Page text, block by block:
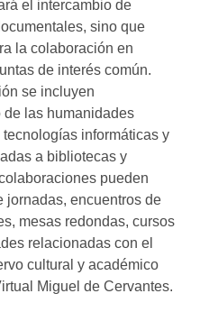
el intercambio de
sino que
la colaboración en
de interés común.
se incluyen
las humanidades
informáticas y
a bibliotecas y
pueden
jornadas, encuentros de
mesas redondas, cursos
relacionadas con el
cultural y académico
Miguel de Cervantes.